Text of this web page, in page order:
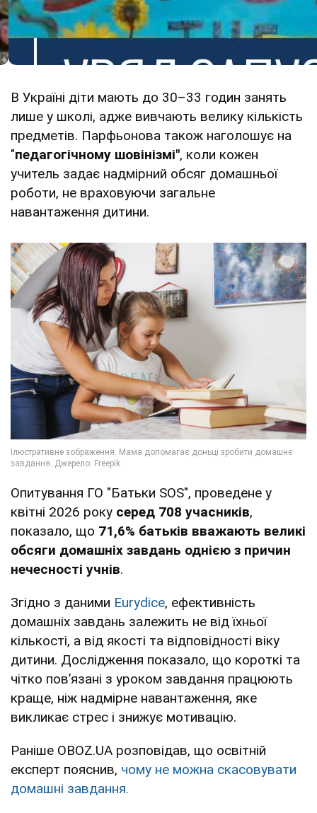
В Україні діти мають до 30–33 годин занять
лише у школі, адже вивчають велику кількість
предметів. Парфьонова також наголошує на
"педагогічному шовінізмі", коли кожен
учитель задає надмірний обсяг домашньої
роботи, не враховуючи загальне
навантаження дитини.
Опитування ГО "Батьки SOS", проведене у
квітні 2026 року серед 708 учасників,
показало, що 71,6% батьків вважають великі
обсяги домашніх завдань однією з причин
нечесності учнів.
Згідно з даними Eurydice, ефективність
домашніх завдань залежить не від їхньої
кількості, а від якості та відповідності віку
дитини. Дослідження показало, що короткі та
чітко пов’язані з уроком завдання працюють
краще, ніж надмірне навантаження, яке
викликає стрес і знижує мотивацію.
Раніше OBOZ.UA розповідав, що освітній
експерт пояснив, чому не можна скасовувати
домашні завдання.